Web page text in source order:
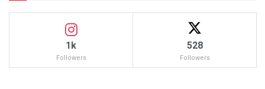
1k
Followers
528
Followers